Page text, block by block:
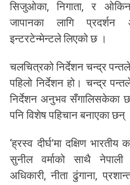
सिजुओका, निगाता, र
जापानका लागि प्रदर्शन
इन्टरटेन्मेन्टले लिएको छ ।
चलचित्रको निर्देशन चन्द्र
पहिलो निर्देशन हो। चन्द्र
निर्देशन अनुभव सँगालिसकेका छन्
पनि विशेष पहिचान बनाएका छन्
‘ह्रस्व दीर्घ’मा दक्षिण
सुनील वर्माको साथै नेपाली
अधिकारी, नीता ढुंगाना,